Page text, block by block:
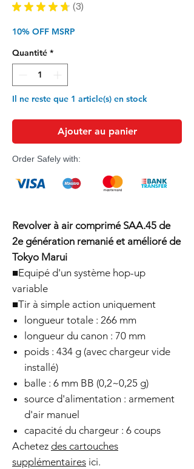
★ ★ ★ ★ ★ 3
3
10% OFF MSRP
Quantité *
Il ne reste que 1 article(s) en stock
Ajouter au panier
Order Safely with:
Revolver à air comprimé SAA.45 de
2e génération remanié et amélioré de
Tokyo Marui
■Equipé d'un système hop-up
variable
■Tir à simple action uniquement
longueur totale : 266 mm
longueur du canon : 70 mm
poids : 434 g (avec chargeur vide
installé)
balle : 6 mm BB (0,2~0,25 g)
source d'alimentation : armement
d'air manuel
capacité du chargeur : 6 coups
Achetez des cartouches
supplémentaires ici.